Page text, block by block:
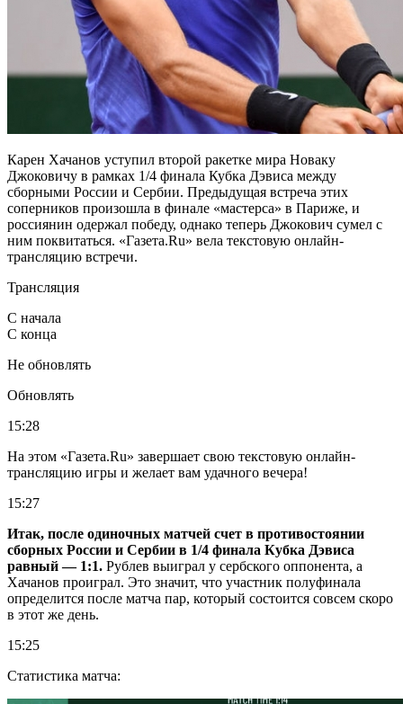
Карен Хачанов уступил второй ракетке мира Новаку
Джоковичу в рамках 1/4 финала Кубка Дэвиса между
сборными России и Сербии. Предыдущая встреча этих
соперников произошла в финале «мастерса» в Париже, и
россиянин одержал победу, однако теперь Джокович сумел с
ним поквитаться. «Газета.Ru» вела текстовую онлайн-
трансляцию встречи.
Трансляция
С начала
С конца
Не обновлять
Обновлять
15:28
На этом «Газета.Ru» завершает свою текстовую онлайн-
трансляцию игры и желает вам удачного вечера!
15:27
Итак, после одиночных матчей счет в противостоянии
сборных России и Сербии в 1/4 финала Кубка Дэвиса
равный — 1:1. Рублев выиграл у сербского оппонента, а
Хачанов проиграл. Это значит, что участник полуфинала
определится после матча пар, который состоится совсем скоро
в этот же день.
15:25
Статистика матча: